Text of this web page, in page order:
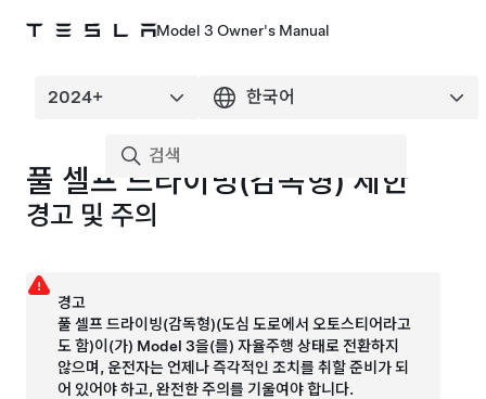
Model 3 Owner's Manual
풀 셀프 드라이빙(감독형) 제한
경고 및 주의
경고
풀 셀프 드라이빙(감독형)(도심 도로에서오토스티어 라고
도 함)이(가) Model 3을(를) 자율주행 상태로 전환하지
않으며, 운전자는 언제나 즉각적인 조치를 취할 준비가 되
어 있어야 하고, 완전한 주의를 기울여야 합니다.